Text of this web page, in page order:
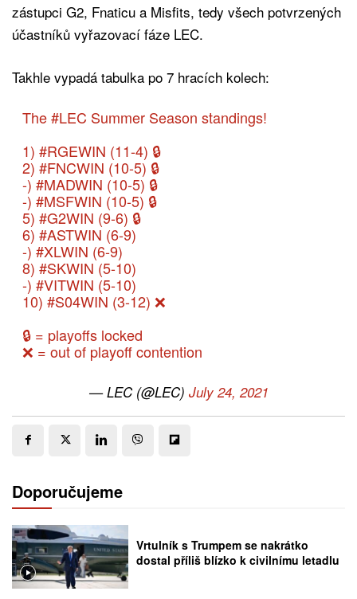
zástupci G2, Fnaticu a Misfits, tedy všech potvrzených
účastníků vyřazovací fáze LEC.
Takhle vypadá tabulka po 7 hracích kolech:
The#LEC Summer Season standings!
1) #RGEWIN (11-4) 🔒
2) #FNCWIN (10-5) 🔒
-)#MADWIN (10-5) 🔒
-) #MSFWIN (10-5) 🔒
5) #G2WIN (9-6) 🔒
6) #ASTWIN(6-9)
-)#XLWIN (6-9)
8) #SKWIN(5-10)
-)#VITWIN (5-10)
10) #S04WIN (3-12) ❌
🔒 = playoffs locked
❌ = out of playoff contention
— LEC (@LEC) July 24, 2021
Doporučujeme
Vrtulník s Trumpem se nakrátko
dostal příliš blízko k civilnímu letadlu